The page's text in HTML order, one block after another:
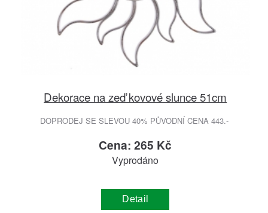
Dekorace na zeď kovové slunce 51cm
DOPRODEJ SE SLEVOU 40% PŮVODNÍ CENA 443.-
Cena: 265 Kč
Vyprodáno
Detail